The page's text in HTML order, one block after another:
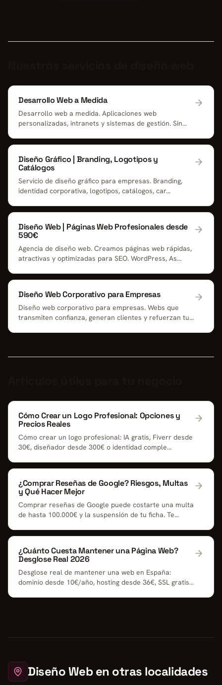
Desarrollo Web a Medida
Desarrollo web a medida. Aplicaciones web
personalizadas, intranets y sistemas de gestión. Sin
Diseño Gráfico | Branding, Logotipos y
Catálogos
Servicio de diseño gráfico para empresas. Branding,
identidad corporativa, logotipos, catálogos, car...
Diseño Web | Páginas Web Profesionales desde
590€
Agencia de diseño web. Creamos páginas web rápidas,
atractivas y optimizadas para SEO. WordPress, As...
Diseño Web Corporativo para Empresas
Diseño web corporativo para empresas. Webs que
transmiten confianza, generan clientes y refuerzan tu...
Cómo Crear un Logo Profesional: Opciones y
Precios Reales
Cómo crear un logo profesional: IA gratis, Fiverr desde
30€, diseñador desde 300€ o identidad comple...
¿Comprar Reseñas de Google? Riesgos, Multas
y Qué Hacer Mejor
Comprar reseñas de Google puede costarte una multa
de hasta 100.000€ y la suspensión de tu ficha. Te...
¿Cuánto Cuesta Mantener una Página Web?
Desglose Real 2026
Desglose real de mantener una web en España:
dominio desde 10€/año, hosting desde 36€, SSL gratis
Diseño Web en otras localidades